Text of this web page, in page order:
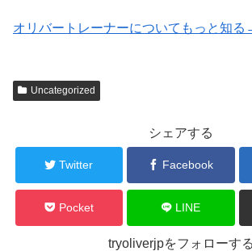
オリバートレーナーについてもっと知る
Uncategorized
シェアする
Twitter Facebook
Pocket LINE
tryoliverjpをフォローする